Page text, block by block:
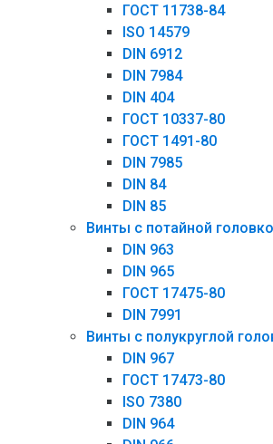
ГОСТ 11738-84
ISO 14579
DIN 6912
DIN 7984
DIN 404
ГОСТ 10337-80
ГОСТ 1491-80
DIN 7985
DIN 84
DIN 85
Винты с потайной
DIN 963
DIN 965
ГОСТ 17475-80
DIN 7991
Винты с полукруглой
DIN 967
ГОСТ 17473-80
ISO 7380
DIN 964